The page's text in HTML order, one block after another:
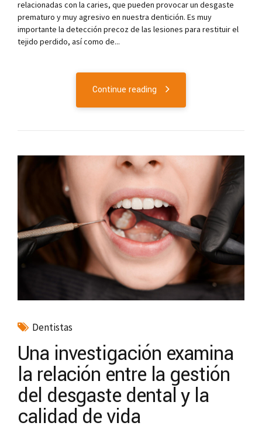
relacionadas con la caries, que pueden provocar un desgaste
prematuro y muy agresivo en nuestra dentición. Es muy
importante la detección precoz de las lesiones para restituir el
tejido perdido, así como de...
Continue reading
Dentistas
Una investigación examina
la relación entre la gestión
del desgaste dental y la
calidad de vida